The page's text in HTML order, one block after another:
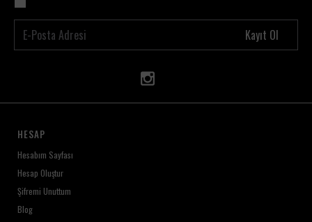
Kayıt Ol
HESAP
Hesabım Sayfası
Hesap Oluştur
Şifremi Unuttum
Blog